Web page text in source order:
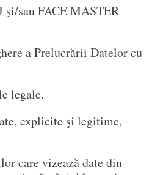
și/sau FACE MASTER
a Prelucrării Datelor cu
legale.
explicite şi legitime,
care vizează date din